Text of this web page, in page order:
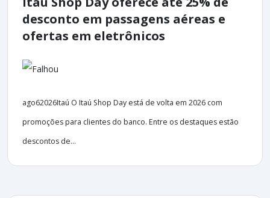
desconto em passagens aéreas e
ofertas em eletrônicos
ago62026Itaú O Itaú Shop Day está de volta em 2026 com
promoções para clientes do banco. Entre os destaques estão
descontos de...